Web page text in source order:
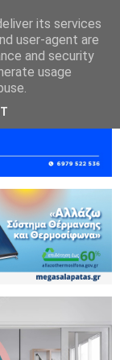
its services
user-agent are
and security
usage